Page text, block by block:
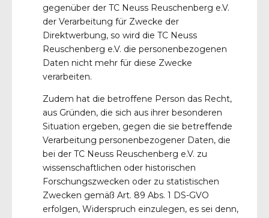
gegenüber der TC Neuss Reuschenberg e.V.
der Verarbeitung für Zwecke der
Direktwerbung, so wird die TC Neuss
Reuschenberg e.V. die personenbezogenen
Daten nicht mehr für diese Zwecke
verarbeiten.
Zudem hat die betroffene Person das Recht,
aus Gründen, die sich aus ihrer besonderen
Situation ergeben, gegen die sie betreffende
Verarbeitung personenbezogener Daten, die
bei der TC Neuss Reuschenberg e.V. zu
wissenschaftlichen oder historischen
Forschungszwecken oder zu statistischen
Zwecken gemäß Art. 89 Abs. 1 DS-GVO
erfolgen, Widerspruch einzulegen, es sei denn,